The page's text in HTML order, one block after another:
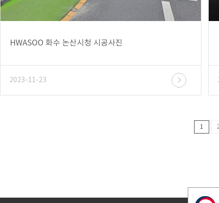
HWASOO 화수 논산시청 시공사진
2023-11-23
1